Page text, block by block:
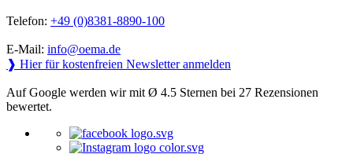
Telefon: +49 (0)8381-8890-100
E-Mail: info@oema.de
❱ Hier für kostenfreien Newsletter anmelden
Auf Google werden wir mit Ø 4.5 Sternen bei 27 Rezensionen
bewertet.